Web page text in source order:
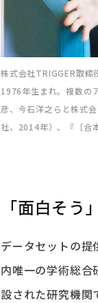
株式会社TRIGGER取
1976年生まれ。複数の
彦、今石洋之らと株式
社、2014年）、『［合
「面白そ
データセットの
内唯一の学術総合
設された研究機関